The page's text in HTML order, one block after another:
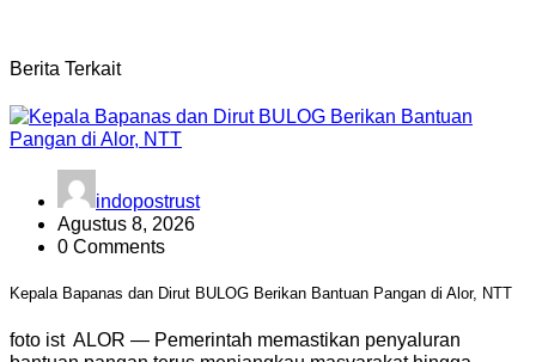
Berita Terkait
indopostrust
Agustus 8, 2026
0 Comments
Kepala Bapanas dan Dirut BULOG Berikan Bantuan Pangan di Alor, NTT
foto ist ALOR — Pemerintah memastikan penyaluran